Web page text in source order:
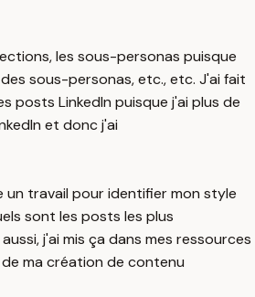
les sous-personas puisque
sous-personas, etc., etc. J'ai fait
posts LinkedIn puisque j'ai plus de
et donc j'ai
un travail pour identifier mon style
sont les posts les plus
j'ai mis ça dans mes ressources
ma création de contenu